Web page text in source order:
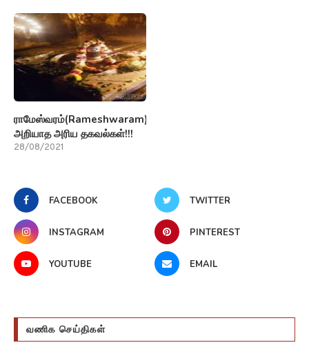
ராமேஸ்வரம்(Rameshwaram)பற்றி
அறியாத அரிய தகவல்கள்!!!
28/08/2021
FACEBOOK TWITTER
INSTAGRAM PINTEREST
YOUTUBE EMAIL
வணிக செய்திகள்